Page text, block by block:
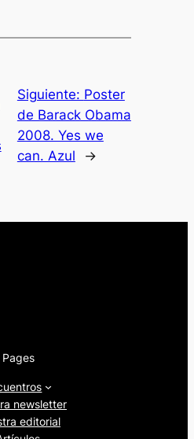
Siguiente: Poster
de Barack Obama
2008. Yes we
can. Azul
→
Pages
newsletter
editorial